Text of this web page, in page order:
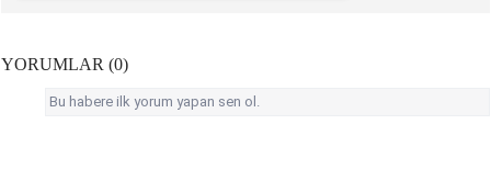
YORUMLAR (0)
Bu habere ilk yorum yapan sen ol.